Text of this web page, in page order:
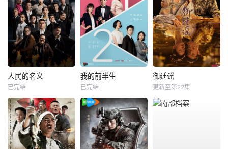
人民的名义
已完结
我的前半生
已完结
御廷谣
更新至第22集